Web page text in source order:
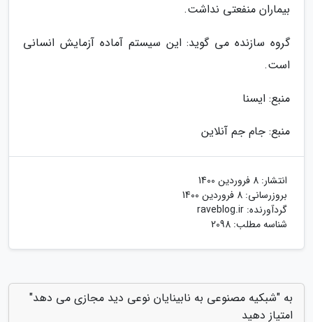
بیماران منفعتی نداشت.
گروه سازنده می گوید: این سیستم آماده آزمایش انسانی
است.
منبع: ایسنا
منبع: جام جم آنلاین
انتشار: 8 فروردین 1400
بروزرسانی: 8 فروردین 1400
گردآورنده: raveblog.ir
شناسه مطلب: 2098
به "شبکیه مصنوعی به نابینایان نوعی دید مجازی می دهد"
امتیاز دهید